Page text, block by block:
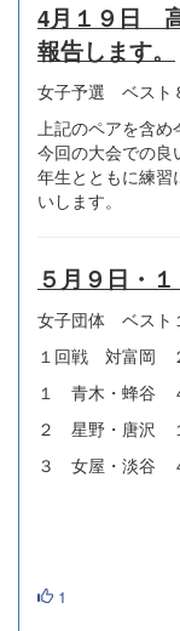
4月１９日
報告します。
女子予選 ベス
上記のペアを含め
今回の大会での良
年生とともに練習
いします。
５月９日・
女子団体 ベスト
１回戦 対富
１ 青木・蜂
２ 星野・唐
３ 女屋・淡
1